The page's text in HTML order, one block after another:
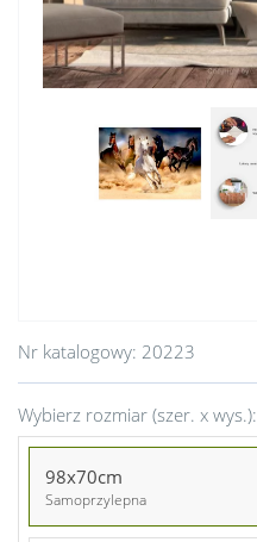
Nr katalogowy: 20223
Wybierz rozmiar (szer. x wys.):
98x70cm
Samoprzylepna